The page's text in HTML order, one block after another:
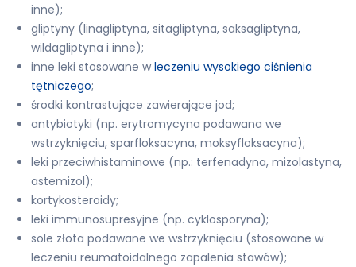
inne);
gliptyny (linagliptyna, sitagliptyna, saksagliptyna,
wildagliptyna i inne);
inne leki stosowane w leczeniu wysokiego ciśnienia
tętniczego;
środki kontrastujące zawierające jod;
antybiotyki (np. erytromycyna podawana we
wstrzyknięciu, sparfloksacyna, moksyfloksacyna);
leki przeciwhistaminowe (np.: terfenadyna, mizolastyna,
astemizol);
kortykosteroidy;
leki immunosupresyjne (np. cyklosporyna);
sole złota podawane we wstrzyknięciu (stosowane w
leczeniu reumatoidalnego zapalenia stawów);